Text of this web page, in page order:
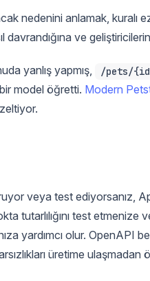
nedenini anlamak, kuralı
davrandığına ve
yanlış yapmış, /pets/
model öğretti. Modern
veya test ediyorsanız,
tutarlılığını test
yardımcı olur. OpenAPI
üretime ulaşmadan